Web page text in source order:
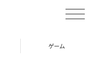
t
o
ゲーム